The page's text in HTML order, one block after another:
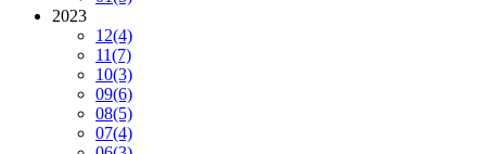
2023
12(4)
11(7)
10(3)
09(6)
08(5)
07(4)